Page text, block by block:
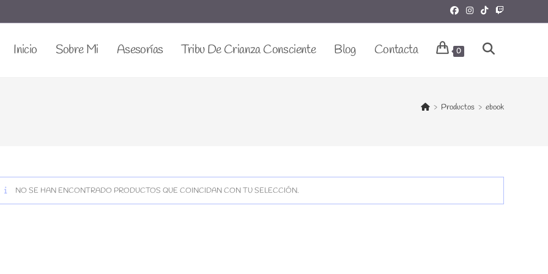
Inicio Sobre Mi Asesorías Tribu De Crianza Consciente Blog Contacta 0 Alternar
Búsqueda
> Productos > ebook
NO SE HAN ENCONTRADO PRODUCTOS QUE COINCIDAN CON TU SELECCIÓN.